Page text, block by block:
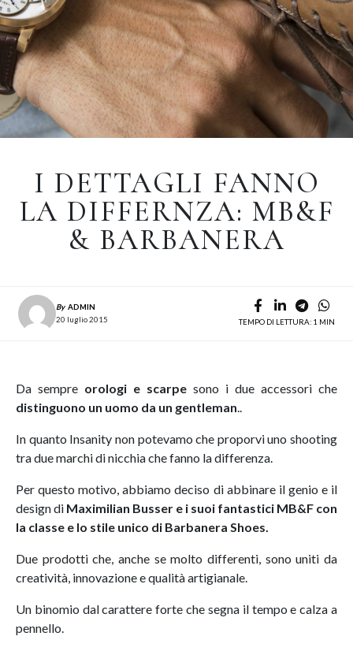
I DETTAGLI FANNO
LA DIFFERNZA: MB&F
& BARBANERA
By ADMIN
20 luglio 2015
TEMPO DI LETTURA: 1 MIN
Da sempre orologi e scarpe sono i due accessori che
distinguono un uomo da un gentleman..
In quanto Insanity non potevamo che proporvi uno shooting
tra due marchi di nicchia che fanno la differenza.
Per questo motivo, abbiamo deciso di abbinare il genio e il
design di Maximilian Busser e i suoi fantastici MB&F con
la classe e lo stile unico di Barbanera Shoes.
Due prodotti che, anche se molto differenti, sono uniti da
creatività, innovazione e qualità artigianale.
Un binomio dal carattere forte che segna il tempo e calza a
pennello.